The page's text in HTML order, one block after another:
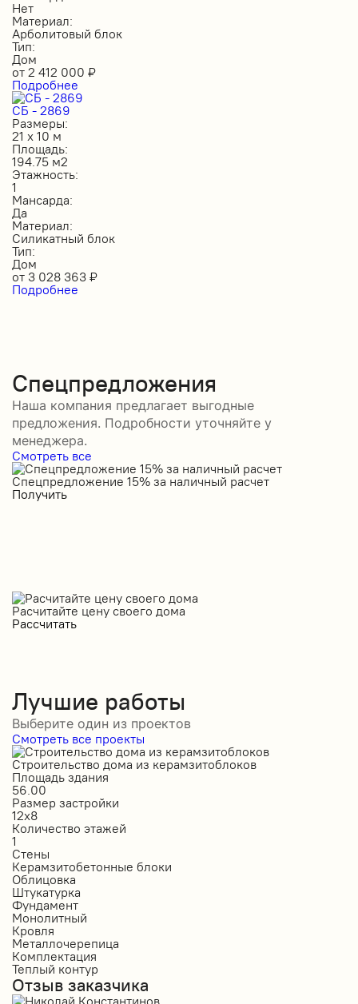
Нет
Материал:
Арболитовый блок
Тип:
Дом
от 2 412 000 ₽
Подробнее
СБ - 2869
Размеры:
21 х 10 м
Площадь:
194.75 м2
Этажность:
1
Мансарда:
Да
Материал:
Силикатный блок
Тип:
Дом
от 3 028 363 ₽
Подробнее
Спецпредложения
Наша компания предлагает выгодные
предложения. Подробности уточняйте у
менеджера.
Смотреть все
Спецпредложение 15% за наличный расчет
Получить
Расчитайте цену своего дома
Рассчитать
Лучшие работы
Выберите один из проектов
Смотреть все проекты
Строительство дома из керамзитоблоков
Площадь здания
56.00
Размер застройки
12х8
Количество этажей
1
Стены
Керамзитобетонные блоки
Облицовка
Штукатурка
Фундамент
Монолитный
Кровля
Металлочерепица
Комплектация
Теплый контур
Отзыв заказчика